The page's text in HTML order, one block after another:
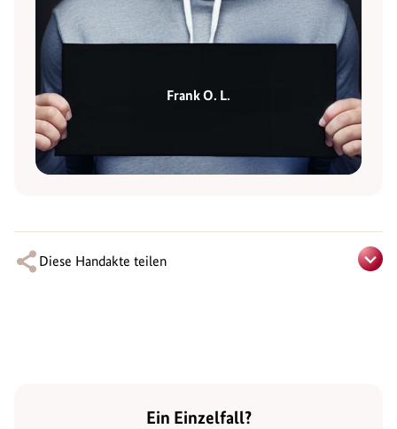
Frank O. L.
Diese Handakte teilen
Ein Einzelfall?